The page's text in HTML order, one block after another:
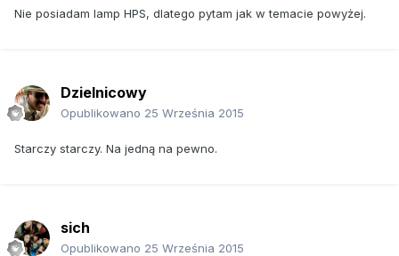
Nie posiadam lamp HPS, dlatego pytam jak w temacie powyżej.
Dzielnicowy
Opublikowano 25 Września 2015
Starczy starczy. Na jedną na pewno.
sich
Opublikowano 25 Września 2015